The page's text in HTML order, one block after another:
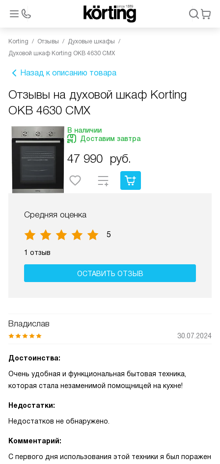
Korting Отзывы
Духовые шкафы
Духовой шкаф Korting OKB 4630 CMX
Назад к описанию товара
Отзывы на духовой шкаф Korting
OKB 4630 CMX
В наличии
Доставим завтра
47 990 руб.
Средняя оценка
5
1 отзыв
ОСТАВИТЬ ОТЗЫВ
Владислав
30.07.2024
Достоинства:
Очень удобная и функциональная бытовая техника,
которая стала незаменимой помощницей на кухне!
Недостатки:
Недостатков не обнаружено.
Комментарий:
С первого дня использования этой техники я был поражен